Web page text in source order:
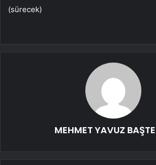
(sürecek)
MEHMET YAVUZ